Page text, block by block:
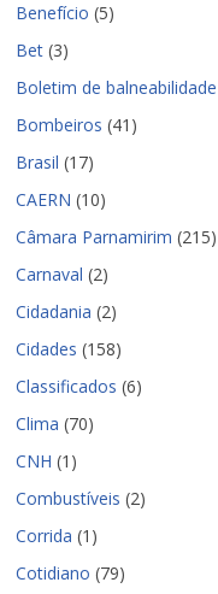
Benefício (5)
Bet (3)
Boletim de balneabilidade
Bombeiros (41)
Brasil (17)
CAERN (10)
Câmara Parnamirim (215)
Carnaval (2)
Cidadania (2)
Cidades (158)
Classificados (6)
Clima (70)
CNH (1)
Combustíveis (2)
Corrida (1)
Cotidiano (79)